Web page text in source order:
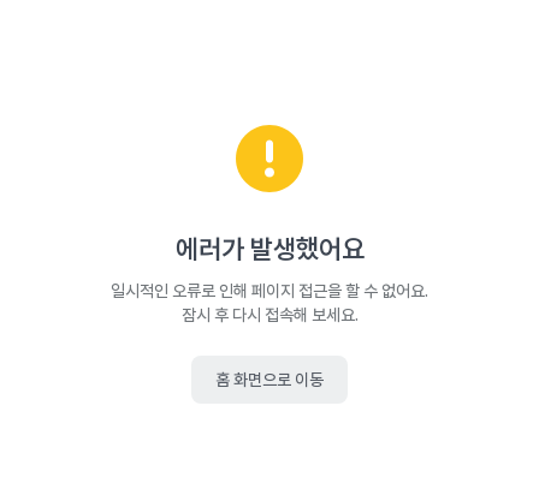
에러가 발생했어요
일시적인 오류로 인해 페이지 접근을 할 수 없어요.
잠시 후 다시 접속해 보세요.
홈 화면으로 이동